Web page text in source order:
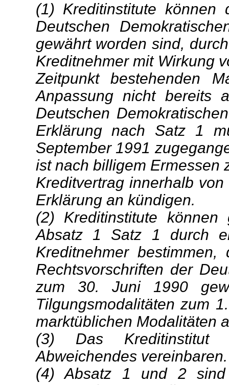
(1) Kreditinstitute
Deutschen
gewährt worden sind,
Kreditnehmer mit Wirkung
Zeitpunkt bestehenden
Anpassung nicht bereits
Deutschen
Erklärung nach Satz 1
September 1991
ist nach billigem Ermessen
Kreditvertrag innerhalb
Erklärung an kündigen.
(2) Kreditinstitute
Absatz 1 Satz 1 durch
Kreditnehmer
Rechtsvorschriften der
zum 30. Juni 1990
Tilgungsmodalitäten zum
marktüblichen Modalitäten
(3) Das Kreditinstitut
Abweichendes vereinbaren.
(4) Absatz 1 und 2 sind